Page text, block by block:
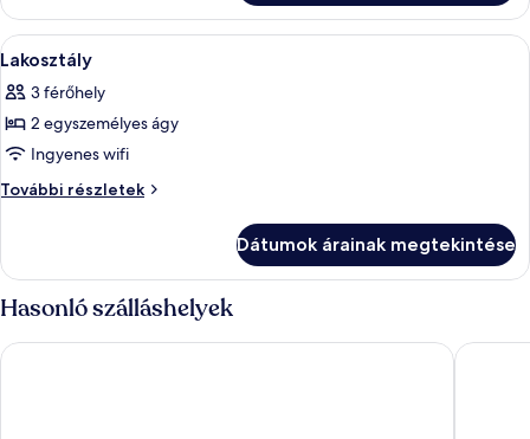
franciaágy
méretű)
franciaágy
további
A
következő
szoba
összes
képének
megtekintése:
Egy modern nappali kandallóval,
8
Lakosztály
3 férőhely
2 egyszemélyes ágy
Ingyenes wifi
További részletek
Lakosztály
Dátumok árainak megtekintése
Hasonló szálláshelyek
Kowloon Shangri-La, Hong Kong